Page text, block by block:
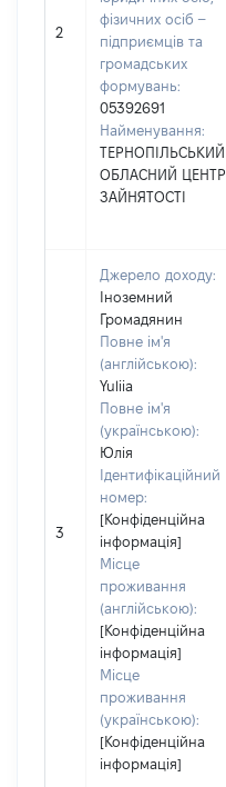
2
фізичних осіб –
підприємців та
громадських
формувань:
05392691
Найменування:
ТЕРНОПІЛЬСЬКИЙ
ОБЛАСНИЙ ЦЕНТР
ЗАЙНЯТОСТІ
3
Джерело доходу:
Іноземний
Громадянин
Повне ім'я
(англійською):
Yuliia
Повне ім'я
(українською):
Юлія
Ідентифікаційний
номер:
[Конфіденційна
інформація]
Місце
проживання
(англійською):
[Конфіденційна
інформація]
Місце
проживання
(українською):
[Конфіденційна
інформація]